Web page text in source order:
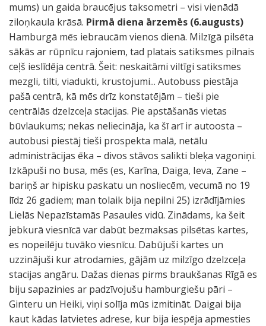
mums) un gaida braucējus taksometri – visi vienādā
ziloņkaula krāsā. Pirmā diena ārzemēs (6.augusts)
Hamburgā mēs iebraucām vienos dienā. Milzīgā pilsēta
sākās ar rūpnīcu rajoniem, tad platais satiksmes pilnais
ceļš ieslīdēja centrā. Šeit: neskaitāmi viltīgi satiksmes
mezgli, tilti, viadukti, krustojumi... Autobuss piestāja
pašā centrā, kā mēs drīz konstatējām – tieši pie
centrālās dzelzceļa stacijas. Pie apstāšanās vietas
būvlaukums; nekas neliecināja, ka šī arī ir autoosta –
autobusi piestāj tieši prospekta malā, netālu
administrācijas ēka – divos stāvos salikti bleķa vagoniņi.
Izkāpuši no busa, mēs (es, Karīna, Daiga, Ieva, Zane –
bariņš ar hipisku paskatu un nosliecēm, vecumā no 19
līdz 26 gadiem; man tolaik bija nepilni 25) izrādījāmies
Lielās Nepazīstamās Pasaules vidū. Zinādams, ka šeit
jebkurā viesnīcā var dabūt bezmaksas pilsētas kartes,
es nopeilēju tuvāko viesnīcu. Dabūjuši kartes un
uzzinājuši kur atrodamies, gājām uz milzīgo dzelzceļa
stacijas angāru. Dažas dienas pirms braukšanas Rīgā es
biju sapazinies ar padzīvojušu hamburgiešu pāri –
Ginteru un Heiki, viņi solīja mūs izmitināt. Daigai bija
kaut kādas latvietes adrese, kur bija iespēja apmesties